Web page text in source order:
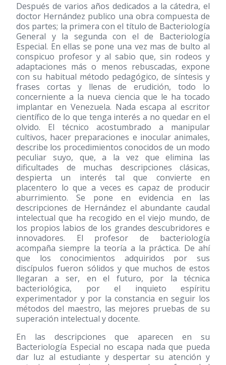
Después de varios años dedicados a la cátedra, el
doctor Hernández publico una obra compuesta de
dos partes; la primera con el título de Bacteriología
General y la segunda con el de Bacteriología
Especial. En ellas se pone una vez mas de bulto al
conspicuo profesor y al sabio que, sin rodeos y
adaptaciones más o menos rebuscadas, expone
con su habitual método pedagógico, de síntesis y
frases cortas y llenas de erudición, todo lo
concerniente a la nueva ciencia que le ha tocado
implantar en Venezuela. Nada escapa al escritor
científico de lo que tenga interés a no quedar en el
olvido. El técnico acostumbrado a manipular
cultivos, hacer preparaciones e inocular animales,
describe los procedimientos conocidos de un modo
peculiar suyo, que, a la vez que elimina las
dificultades de muchas descripciones clásicas,
despierta un interés tal que convierte en
placentero lo que a veces es capaz de producir
aburrimiento. Se pone en evidencia en las
descripciones de Hernández el abundante caudal
intelectual que ha recogido en el viejo mundo, de
los propios labios de los grandes descubridores e
innovadores. El profesor de bacteriología
acompaña siempre la teoría a la práctica. De ahí
que los conocimientos adquiridos por sus
discípulos fueron sólidos y que muchos de estos
llegaran a ser, en el futuro, por la técnica
bacteriológica, por el inquieto espíritu
experimentador y por la constancia en seguir los
métodos del maestro, las mejores pruebas de su
superación intelectual y docente.
En las descripciones que aparecen en su
Bacteriología Especial no escapa nada que pueda
dar luz al estudiante y despertar su atención y